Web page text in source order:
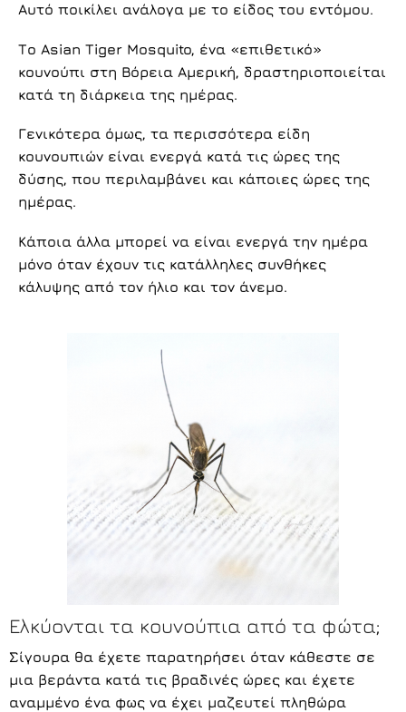
Αυτό ποικίλει ανάλογα με το είδος του εντόμου.
Το Asian Tiger Mosquito, ένα «επιθετικό»
κουνούπι στη Βόρεια Αμερική, δραστηριοποιείται
κατά τη διάρκεια της ημέρας.
Γενικότερα όμως, τα περισσότερα είδη
κουνουπιών είναι ενεργά κατά τις ώρες της
δύσης, που περιλαμβάνει και κάποιες ώρες της
ημέρας.
Κάποια άλλα μπορεί να είναι ενεργά την ημέρα
μόνο όταν έχουν τις κατάλληλες συνθήκες
κάλυψης από τον ήλιο και τον άνεμο.
Ελκύονται τα κουνούπια από τα φώτα;
Σίγουρα θα έχετε παρατηρήσει όταν κάθεστε σε
μια βεράντα κατά τις βραδινές ώρες και έχετε
αναμμένο ένα φως να έχει μαζευτεί πληθώρα